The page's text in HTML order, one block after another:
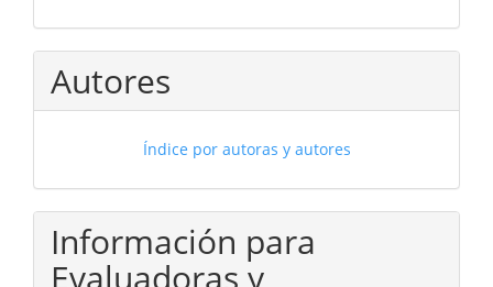
Autores
Índice por autoras y autores
Información para
Evaluadoras y